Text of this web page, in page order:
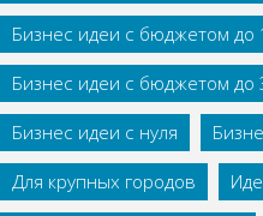
Бизнес идеи с бюджетом до
Бизнес идеи с бюджетом до
Бизнес идеи с нуля
Для крупных городов